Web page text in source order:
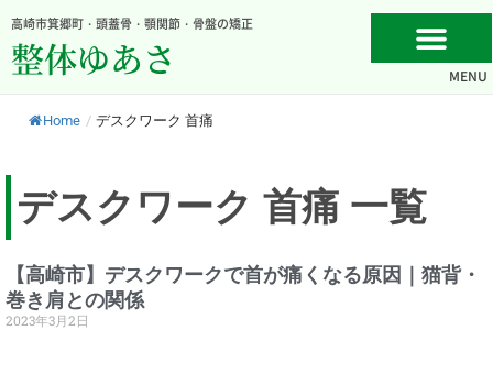
容
を
高崎市箕郷町・頭蓋骨・顎関節・骨盤の矯正
整体ゆあさ MENU
Home / デスクワーク 首痛
デスクワーク 首痛 一覧
【高崎市】デスクワークで首が痛くなる原因｜猫背・
巻き肩との関係
2023年3月2日